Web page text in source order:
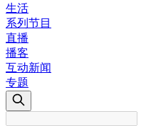
生活
系列节目
直播
播客
互动新闻
专题